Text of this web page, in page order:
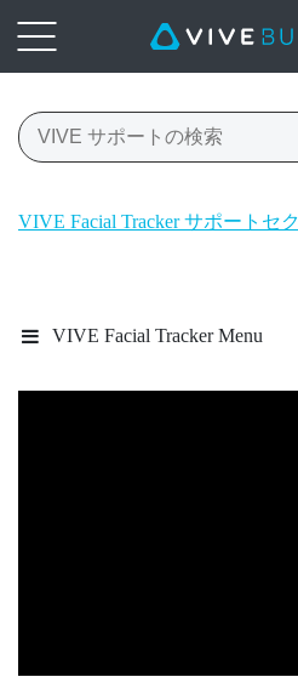
VIVE Facial Tracker サポートセ
VIVE Facial Tracker Menu